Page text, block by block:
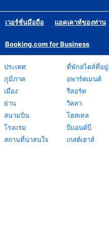
เวอร์ชั่นมือถือ แอคเคาท์ของท่าน
Booking.com for Business
ประเทศ
ภูมิภาค
เมือง
ย่าน
สนามบิน
โรงแรม
สถานที่น่าสนใจ
ที่พักสไตล์ที่อยู่
อพาร์ตเมนต์
รีสอร์ท
วิลลา
โฮสเทล
บีแอนด์บี
เกสต์เฮาส์